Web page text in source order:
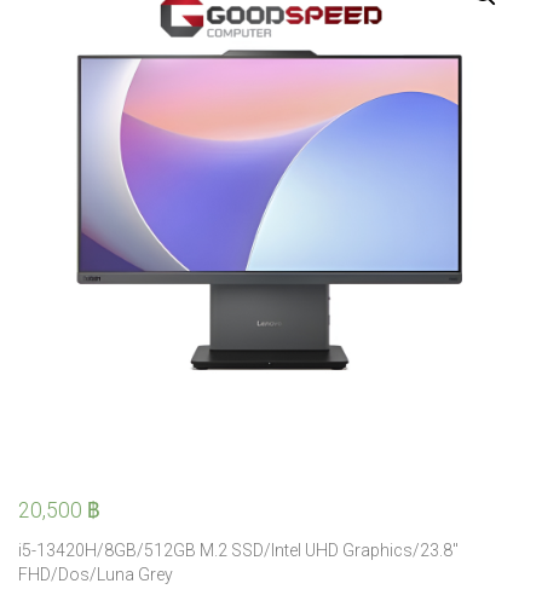
20,500 ฿
i5-13420H/8GB/512GB M.2 SSD/Intel UHD Graphics/23.8″
FHD/Dos/Luna Grey